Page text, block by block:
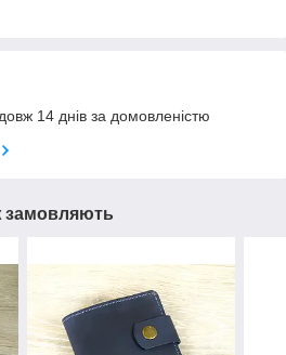
14 днів за домовленістю
замовляють